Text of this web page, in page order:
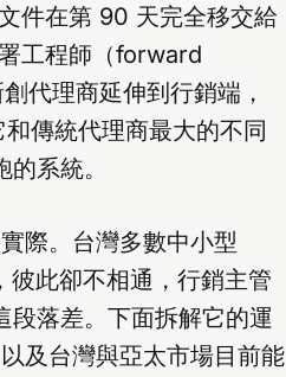
件在第 90 天完全移交給
工程師（forward
代理商延伸到行銷端，
傳統代理商最大的不同
系統。
際。台灣多數中小型
此卻不相通，行銷主管
落差。下面拆解它的運
及台灣與亞太市場目前能